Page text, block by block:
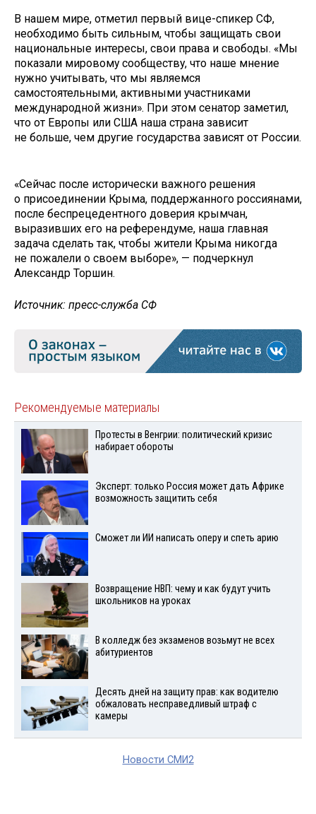
В нашем мире, отметил первый вице-спикер СФ,
необходимо быть сильным, чтобы защищать свои
национальные интересы, свои права и свободы. «Мы
показали мировому сообществу, что наше мнение
нужно учитывать, что мы являемся
самостоятельными, активными участниками
международной жизни». При этом сенатор заметил,
что от Европы или США наша страна зависит
не больше, чем другие государства зависят от России.
«Сейчас после исторически важного решения
о присоединении Крыма, поддержанного россиянами,
после беспрецедентного доверия крымчан,
выразивших его на референдуме, наша главная
задача сделать так, чтобы жители Крыма никогда
не пожалели о своем выборе», — подчеркнул
Александр Торшин.
Источник: пресс-служба СФ
Рекомендуемые материалы
Протесты в Венгрии: политический кризис
набирает обороты
Эксперт: только Россия может дать Африке
возможность защитить себя
Сможет ли ИИ написать оперу и спеть арию
Возвращение НВП: чему и как будут учить
школьников на уроках
В колледж без экзаменов возьмут не всех
абитуриентов
Десять дней на защиту прав: как водителю
обжаловать несправедливый штраф с
камеры
Новости СМИ2